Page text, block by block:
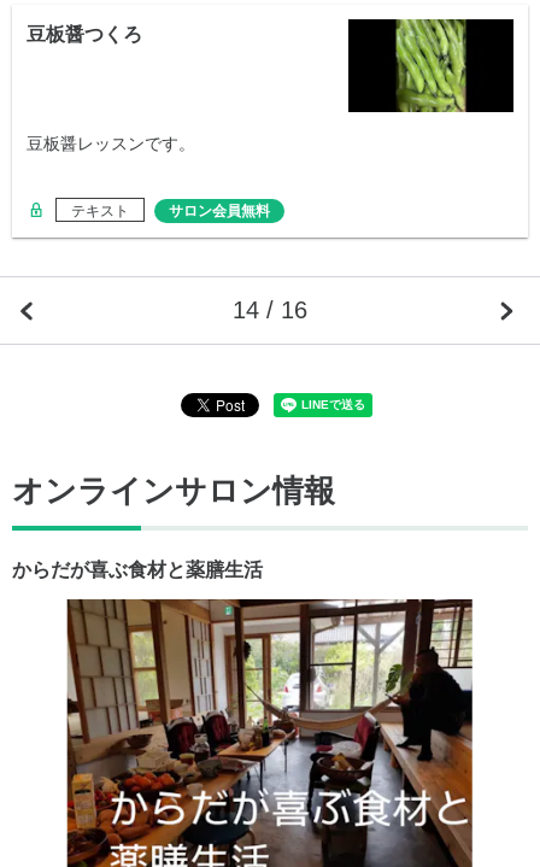
豆板醤つくろ
豆板醤レッスンです。
テキスト サロン会員無料
14 / 16
オンラインサロン情報
からだが喜ぶ食材と薬膳生活